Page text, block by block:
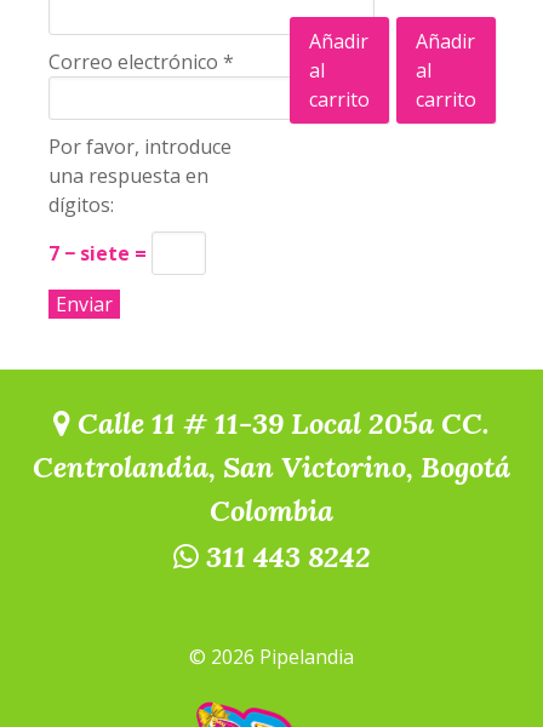
Correo electrónico *
Por favor, introduce
una respuesta en
dígitos:
7 − siete =
Añadir
al
carrito
Añadir
al
carrito
Calle 11 # 11-39 Local 205a CC.
Centrolandia, San Victorino, Bogotá
Colombia
311 443 8242
© 2026 Pipelandia